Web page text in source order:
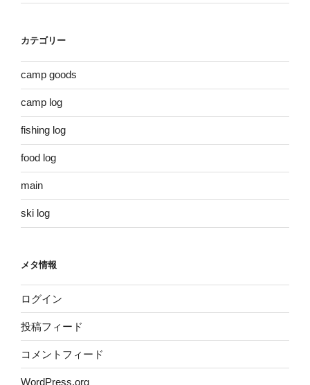
カテゴリー
camp goods
camp log
fishing log
food log
main
ski log
メタ情報
ログイン
投稿フィード
コメントフィード
WordPress.org